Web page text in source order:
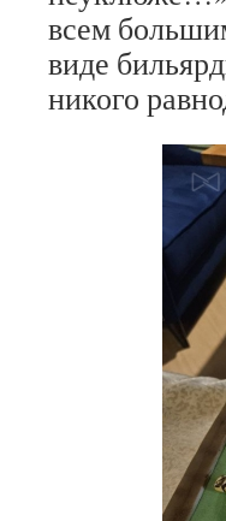
всем
виде
никого